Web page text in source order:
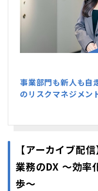
事業部門も新人も自
のリスクマネジメン
【アーカイブ配
業務のDX 〜効率
歩〜